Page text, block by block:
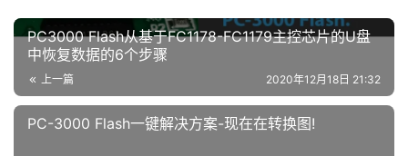
PC3000 Flash从基于FC1178-FC1179主控芯片的U盘
中恢复数据的6个步骤
上一篇 2020年12月18日 21:32
PC-3000 Flash一键解决方案-现在在转换图!